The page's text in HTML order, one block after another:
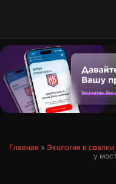
Главная » Экология и свалки
у